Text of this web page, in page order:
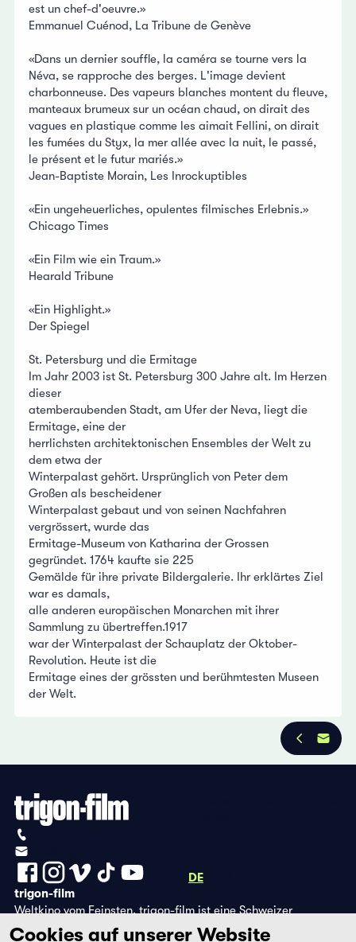
est un chef-d'oeuvre.»
Emmanuel Cuénod, La Tribune de Genève
«Dans un dernier souffle, la caméra se tourne vers la
Néva, se rapproche des berges. L'image devient
charbonneuse. Des vapeurs blanches montent du fleuve,
manteaux brumeux sur un océan chaud, on dirait des
vagues en plastique comme les aimait Fellini, on dirait
les fumées du Styx, la mer allée avec la nuit, le passé,
le présent et le futur mariés.»
Jean-Baptiste Morain, Les Inrockuptibles
«Ein ungeheuerliches, opulentes filmisches Erlebnis.»
Chicago Times
«Ein Film wie ein Traum.»
Hearald Tribune
«Ein Highlight.»
Der Spiegel
St. Petersburg und die Ermitage
Im Jahr 2003 ist St. Petersburg 300 Jahre alt. Im Herzen
dieser
atemberaubenden Stadt, am Ufer der Neva, liegt die
Ermitage, eine der
herrlichsten architektonischen Ensembles der Welt zu
dem etwa der
Winterpalast gehört. Ursprünglich von Peter dem
Großen als bescheidener
Winterpalast gebaut und von seinen Nachfahren
vergrössert, wurde das
Ermitage-Museum von Katharina der Grossen
gegründet. 1764 kaufte sie 225
Gemälde für ihre private Bildergalerie. Ihr erklärtes Ziel
war es damals,
alle anderen europäischen Monarchen mit ihrer
Sammlung zu übertreffen.1917
war der Winterpalast der Schauplatz der Oktober-
Revolution. Heute ist die
Ermitage eines der grössten und berühmtesten Museen
der Welt.
DE
trigon-film
Weltkino vom Feinsten. trigon-film ist eine Schweizer
Filmstiftung, die seit 1988 sorgfältig ausgewählte Filme aus
Cookies auf unserer Website